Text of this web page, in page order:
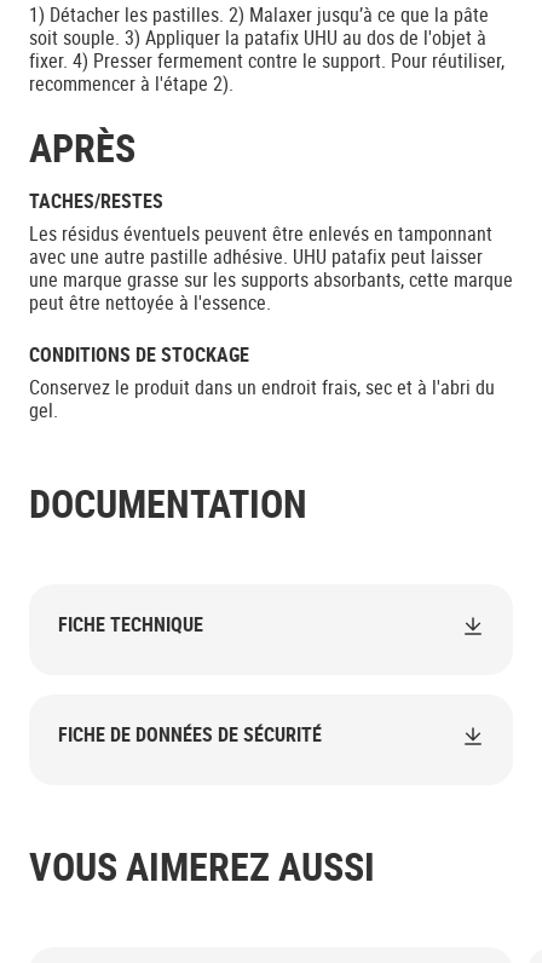
1) Détacher les pastilles. 2) Malaxer jusqu’à ce que la pâte
soit souple. 3) Appliquer la patafix UHU au dos de l'objet à
fixer. 4) Presser fermement contre le support. Pour réutiliser,
recommencer à l'étape 2).
APRÈS
TACHES/RESTES
Les résidus éventuels peuvent être enlevés en tamponnant
avec une autre pastille adhésive. UHU patafix peut laisser
une marque grasse sur les supports absorbants, cette marque
peut être nettoyée à l'essence.
CONDITIONS DE STOCKAGE
Conservez le produit dans un endroit frais, sec et à l'abri du
gel.
DOCUMENTATION
FICHE TECHNIQUE
FICHE DE DONNÉES DE SÉCURITÉ
VOUS AIMEREZ AUSSI